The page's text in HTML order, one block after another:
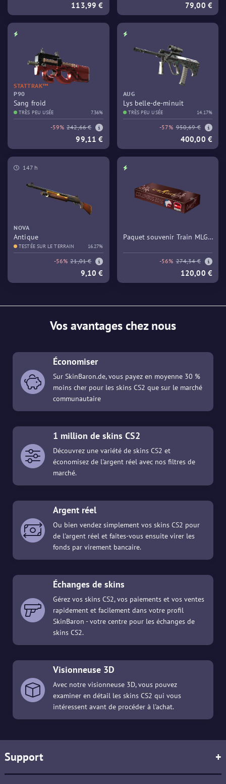
113,99 € 79,00 €
STATTRAK™
P90
Sang froid
TRÈS PEU USÉE 7.36%
-59% 242,66 €
99,11 €
AUG
Lys belle-de-minuit
TRÈS PEU USÉE 14.17%
-57% 950,69 €
400,00 €
147 h
NOVA
Antique
TESTÉE SUR LE TERRAIN 16.27%
-56% 21,01 €
9,10 €
Paquet souvenir Train MLG
-56% 274,34 €
120,00 €
Vos avantages chez nous
Économiser
Sur SkinBaron.de, vous payez en moyenne 30 %
moins cher pour les skins CS2 que sur le marché
communautaire
1 million de skins CS2
Découvrez une variété de skins CS2 et
économisez de l'argent réel avec nos filtres de
marché.
Argent réel
Ou bien vendez simplement vos skins CS2 pour
de l'argent réel et faites-vous ensuite virer les
fonds par virement bancaire.
Échanges de skins
Gérez vos skins CS2, vos paiements et vos ventes
rapidement et facilement dans votre profil
SkinBaron - votre centre pour les échanges de
skins CS2.
Visionneuse 3D
Avec notre visionneuse 3D, vous pouvez
examiner en détail les skins CS2 qui vous
intéressent avant de procéder à l'achat.
Support +